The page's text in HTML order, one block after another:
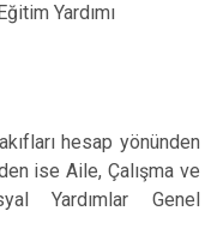
Yardımı
hesap yönünden
ise Aile, Çalışma ve
Yardımlar Genel